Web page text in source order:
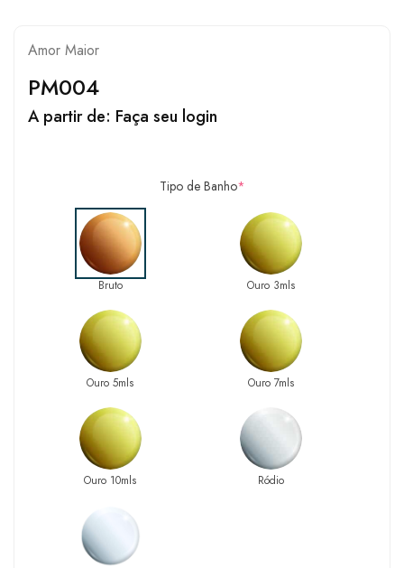
Amor Maior
PM004
A partir de: Faça seu login
Tipo de Banho*
Bruto Ouro 3mls
Ouro 5mls Ouro 7mls
Ouro 10mls Ródio